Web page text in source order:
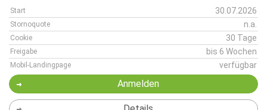
Start 30.07.2026
Stornoquote n.a.
Cookie 30 Tage
Freigabe bis 6 Wochen
Mobil-Landingpage verfügbar
Anmelden